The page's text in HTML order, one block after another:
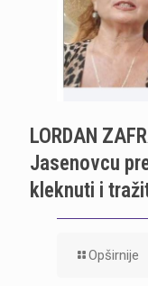
LORDAN
Jasenovcu
kleknuti i
Opširnije